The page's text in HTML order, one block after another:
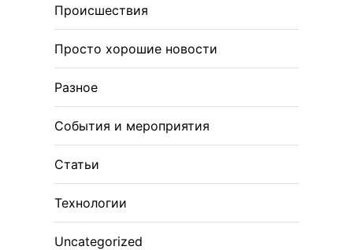
Происшествия
Просто хорошие новости
Разное
События и мероприятия
Статьи
Технологии
Uncategorized